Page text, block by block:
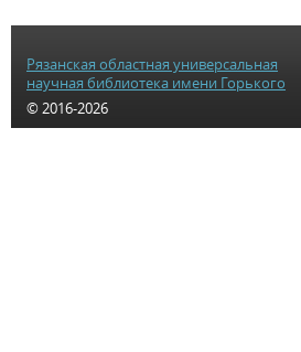
Рязанская областная универсальная
научная библиотека имени Горького
© 2016-2026